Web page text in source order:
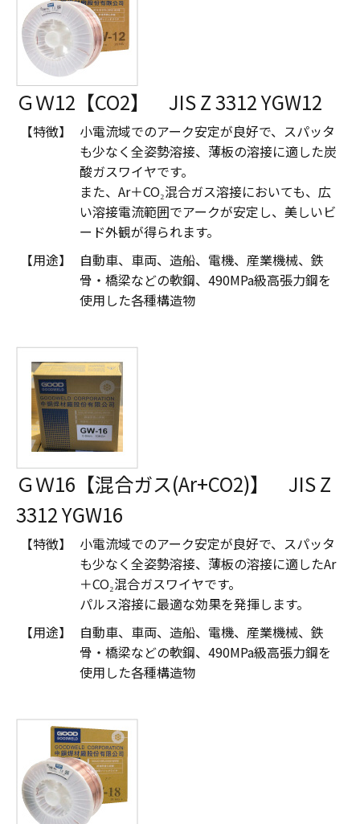
ＧＷ12【CO2】 JIS Z 3312 YGW12
【特徴】
小電流域でのアーク安定が良好で、スパッタ
も少なく全姿勢溶接、薄板の溶接に適した炭
酸ガスワイヤです。
また、Ar＋CO₂混合ガス溶接においても、広
い溶接電流範囲でアークが安定し、美しいビ
ード外観が得られます。
【用途】
自動車、車両、造船、電機、産業機械、鉄
骨・橋梁などの軟鋼、490MPa級高張力鋼を
使用した各種構造物
ＧＷ16【混合ガス(Ar+CO2)】 JIS Z
3312 YGW16
【特徴】
小電流域でのアーク安定が良好で、スパッタ
も少なく全姿勢溶接、薄板の溶接に適したAr
＋CO₂混合ガスワイヤです。
パルス溶接に最適な効果を発揮します。
【用途】
自動車、車両、造船、電機、産業機械、鉄
骨・橋梁などの軟鋼、490MPa級高張力鋼を
使用した各種構造物